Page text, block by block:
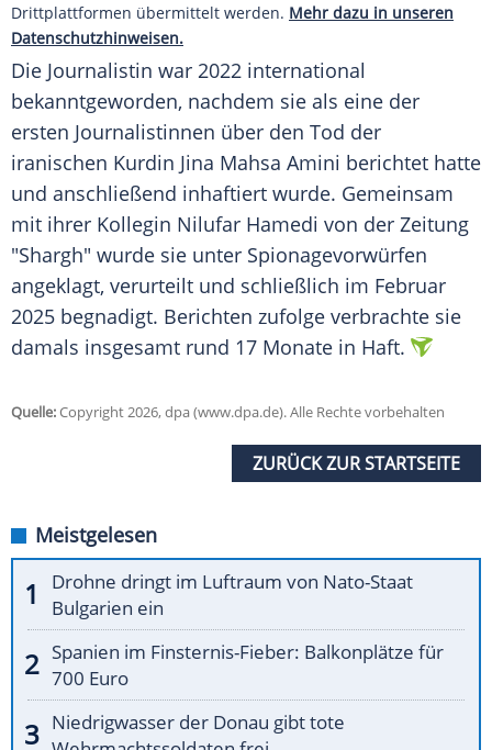
Drittplattformen übermittelt werden. Mehr dazu in unseren
Datenschutzhinweisen.
Die Journalistin war 2022 international
bekanntgeworden, nachdem sie als eine der
ersten Journalistinnen über den Tod der
iranischen Kurdin Jina Mahsa Amini berichtet hatte
und anschließend inhaftiert wurde. Gemeinsam
mit ihrer Kollegin Nilufar Hamedi von der Zeitung
"Shargh" wurde sie unter Spionagevorwürfen
angeklagt, verurteilt und schließlich im Februar
2025 begnadigt. Berichten zufolge verbrachte sie
damals insgesamt rund 17 Monate in Haft.
Quelle:Copyright 2026, dpa (www.dpa.de). Alle Rechte vorbehalten
ZURÜCK ZUR STARTSEITE
Meistgelesen
Drohne dringt im Luftraum von Nato-Staat
Bulgarien ein
Spanien im Finsternis-Fieber: Balkonplätze für
700 Euro
Niedrigwasser der Donau gibt tote